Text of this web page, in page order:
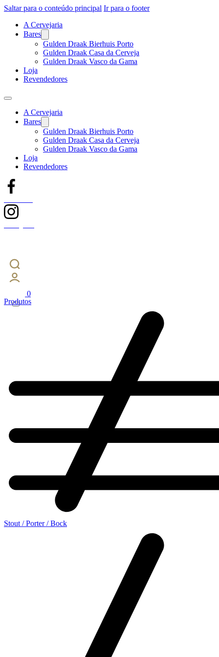
Saltar para o conteúdo principal Ir para o footer
A Cervejaria
Bares
Gulden Draak Bierhuis Porto
Gulden Draak Casa da Cerveja
Gulden Draak Vasco da Gama
Loja
Revendedores
A Cervejaria
Bares
Gulden Draak Bierhuis Porto
Gulden Draak Casa da Cerveja
Gulden Draak Vasco da Gama
Loja
Revendedores
0
Produtos
Stout / Porter / Bock